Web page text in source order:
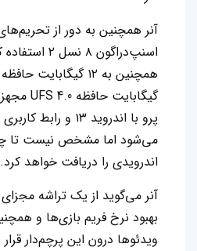
آنر همچنین به دور از
اسنپ‌دراگون
می‌شود اما مشخص نیست تا
اندرویدی را دریافت خواهد کرد.
آنر می‌گوید از یک تراشه
ویدئوها درون این پرچم‌دار